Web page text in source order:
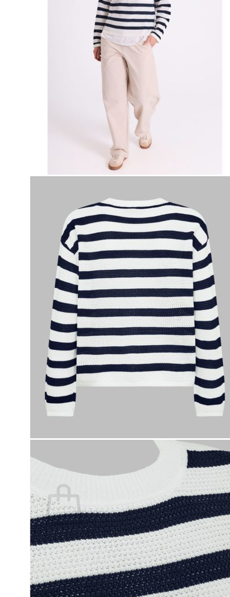
Naisten housut
Leggingsit ja collegehousut
Naisten housut
Naisten farkut
Caprit ja shortsit
Naisten asusteet
Naisten päähineet, huivit ja käsineet
Naisten yöasut ja alusvaatteet
Naisten alusvaatteet
Sukat ja sukkahousut
Naisten yöasut
Naisten aamutakit ja kylpytakit
Naisten kevät-ja syystakit
Naisten nahkatakit
Lasten paidat
Lasten kauluspaidat
Lasten trikoopaidat
Lasten colleget ja hupparit
Lasten neuleet
Lasten mekot ja hameet
Mekot ja hameet
Lasten puvut,bleiserit,liivit
Liivit
Lasten housut
Lasten housut
Lasten trikoo-ja collegehousut
Lasten farkut
Lasten shortsit
Lasten juhlahousut
Yöasut ja kylpytakit
Lasten yöpaidat
Lasten pyjamat
Kylpytakit
Lasten asusteet
Vyöt, käsineet,pipot, ym
Sukat, sukkahousut, ym
Ulkoilupuvut, housut ja haalarit
Ostoskori on tyhjä.
Takaisin kauppaan
Etsi: